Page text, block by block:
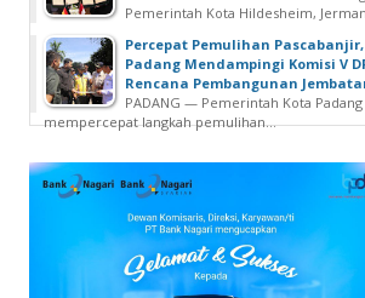
Pemerintah Kota Hildesheim,
Percepat Pemulihan
Padang Mendampingi Komisi V
Rencana Pembangunan
PADANG — Pemerintah Kota
mempercepat langkah pemulihan...